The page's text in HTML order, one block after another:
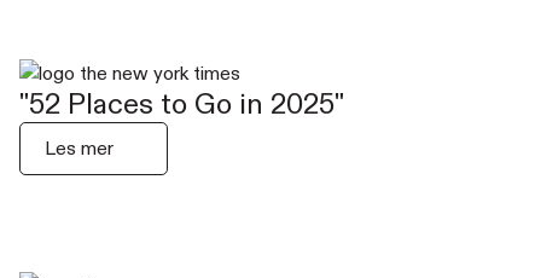
"52 Places to Go in 2025"
Les mer